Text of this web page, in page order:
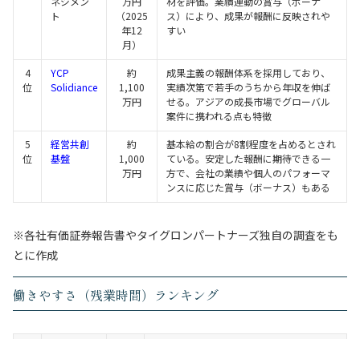
ト
（2025
年12
月）
ス）により、成果が報酬に反映されや
すい
4
位
YCP
Solidiance
約
1,100
万円
成果主義の報酬体系を採用しており、
実績次第で若手のうちから年収を伸ば
せる。アジアの成長市場でグローバル
案件に携われる点も特徴
5
位
経営共創
基盤
約
1,000
万円
基本給の割合が8割程度を占めるとされ
ている。安定した報酬に期待できる一
方で、会社の業績や個人のパフォーマ
ンスに応じた賞与（ボーナス）もある
※各社有価証券報告書やタイグロンパートナーズ独自の調査をも
とに作成
働きやすさ（残業時間）ランキング